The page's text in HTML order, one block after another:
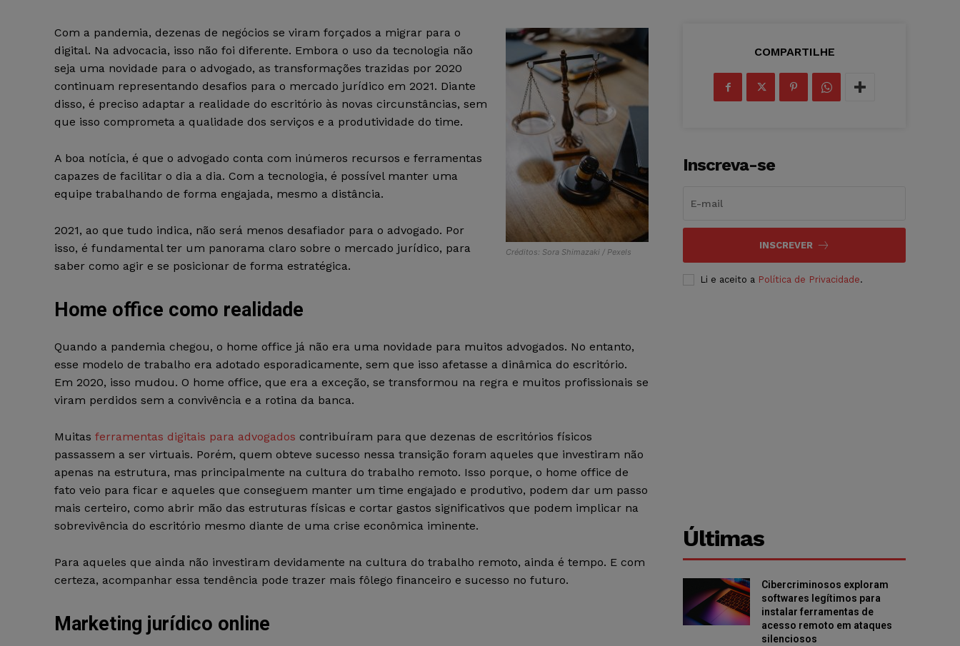
Créditos: Sora Shimazaki / Pexels
Com a pandemia, dezenas de negócios se viram forçados a migrar para o
digital. Na advocacia, isso não foi diferente. Embora o uso da tecnologia não
seja uma novidade para o advogado, as transformações trazidas por 2020
continuam representando desafios para o mercado jurídico em 2021. Diante
disso, é preciso adaptar a realidade do escritório às novas circunstâncias, sem
que isso comprometa a qualidade dos serviços e a produtividade do time.
A boa notícia, é que o advogado conta com inúmeros recursos e ferramentas
capazes de facilitar o dia a dia. Com a tecnologia, é possível manter uma
equipe trabalhando de forma engajada, mesmo a distância.
2021, ao que tudo indica, não será menos desafiador para o advogado. Por
isso, é fundamental ter um panorama claro sobre o mercado jurídico, para
saber como agir e se posicionar de forma estratégica.
Home office como realidade
Quando a pandemia chegou, o home office já não era uma novidade para muitos advogados. No entanto,
esse modelo de trabalho era adotado esporadicamente, sem que isso afetasse a dinâmica do escritório.
Em 2020, isso mudou. O home office, que era a exceção, se transformou na regra e muitos profissionais se
viram perdidos sem a convivência e a rotina da banca.
Muitas ferramentas digitais para advogados contribuíram para que dezenas de escritórios físicos
passassem a ser virtuais. Porém, quem obteve sucesso nessa transição foram aqueles que investiram não
apenas na estrutura, mas principalmente na cultura do trabalho remoto. Isso porque, o home office de
fato veio para ficar e aqueles que conseguem manter um time engajado e produtivo, podem dar um passo
mais certeiro, como abrir mão das estruturas físicas e cortar gastos significativos que podem implicar na
sobrevivência do escritório mesmo diante de uma crise econômica iminente.
Para aqueles que ainda não investiram devidamente na cultura do trabalho remoto, ainda é tempo. E com
certeza, acompanhar essa tendência pode trazer mais fôlego financeiro e sucesso no futuro.
Marketing jurídico online
COMPARTILHE
Inscreva-se
INSCREVER
Li e aceito a Política de Privacidade.
Últimas
Cibercriminosos exploram
softwares legítimos para
instalar ferramentas de
acesso remoto em ataques
silenciosos